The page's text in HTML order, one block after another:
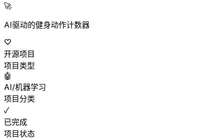
🚀
AI驱动的健身动作计数器
开源项目
项目类型
🤖
AI/机器学习
项目分类
✓
已完成
项目状态